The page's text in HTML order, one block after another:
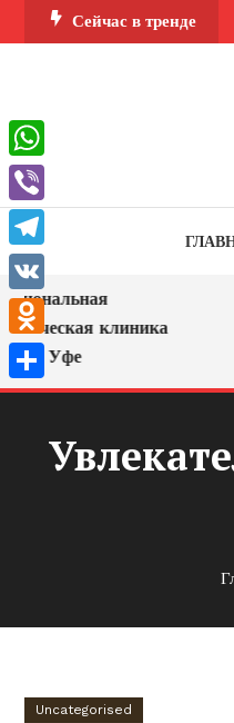
Перейти
к
Сейчас в тренде
клиника
Уфе
Uncategorised
WhatsApp
Viber
Telegram
VK
Odnoklassniki
Отправить